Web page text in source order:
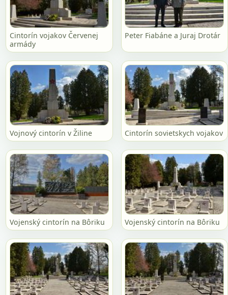
Cintorín vojakov Červenej
armády
Peter Fiabáne a Juraj Drotár
Vojnový cintorín v Žiline Cintorín sovietskych vojakov
Vojenský cintorín na Bôriku Vojenský cintorín na Bôriku